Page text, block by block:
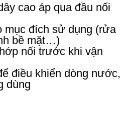
cao áp qua đầu nối
mục đích sử dụng (rửa
bề mặt…)
nối trước khi vận
điều khiển dòng nước,
dùng